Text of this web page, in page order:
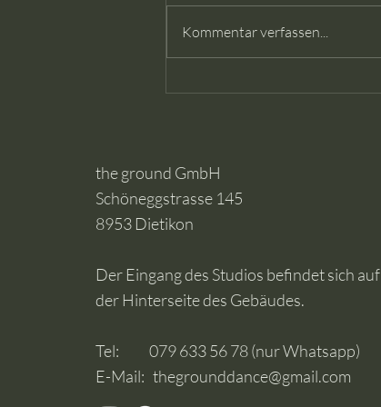
Kommentar verfassen...
the ground GmbH
Schöneggstrasse 145
8953 Dietikon
Der Eingang des Studios befindet sich auf
der Hinterseite des Gebäudes.
Tel: 079 633 56 78 (nur Whatsapp)
E-Mail: thegrounddance@gmail.com